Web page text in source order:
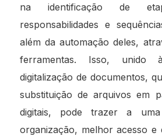
na identificação de
responsabilidades e
além da automação deles,
ferramentas. Isso,
digitalização de documentos,
substituição de arquivos em
digitais, pode trazer a uma
organização, melhor acesso e